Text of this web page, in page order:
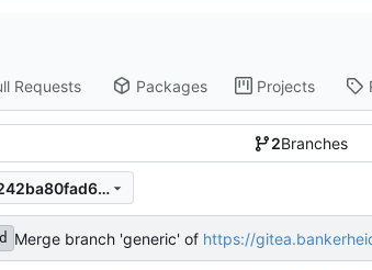
Requests Packages Projects
2Branches
31d531d8bd3bb5aea1ec62242ba80fad6c10f775
Merge branch 'generic' of https://